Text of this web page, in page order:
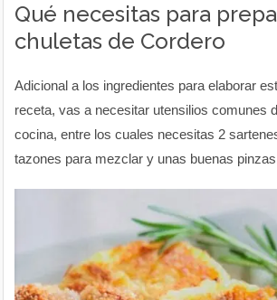
Qué necesitas para
chuletas de Cordero
Adicional a los ingredientes para elaborar
receta, vas a necesitar utensilios comunes
cocina, entre los cuales necesitas 2
tazones para mezclar y unas buenas